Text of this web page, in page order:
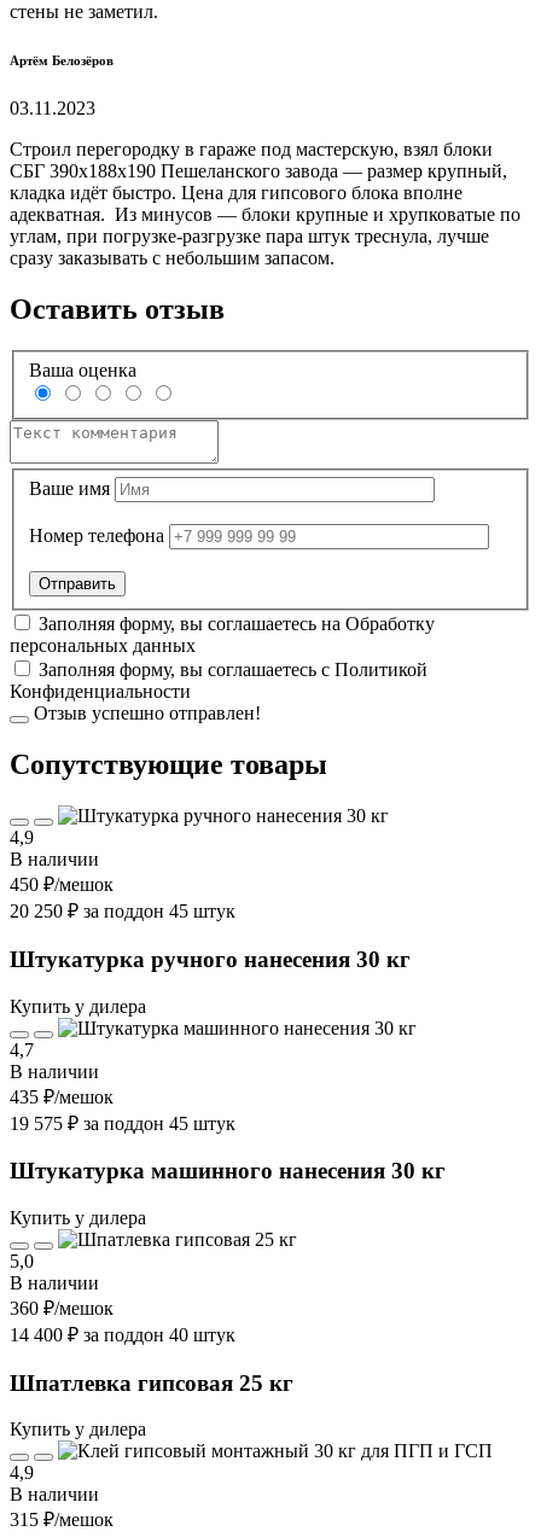
стены не заметил.
Артём Белозёров
03.11.2023
Строил перегородку в гараже под мастерскую, взял блоки
СБГ 390х188х190 Пешеланского завода — размер крупный,
кладка идёт быстро. Цена для гипсового блока вполне
адекватная. Из минусов — блоки крупные и хрупковатые по
углам, при погрузке-разгрузке пара штук треснула, лучше
сразу заказывать с небольшим запасом.
Оставить отзыв
Ваша оценка
Ваше имя
Номер телефона
Заполняя форму, вы соглашаетесь на Обработку
персональных данных
Заполняя форму, вы соглашаетесь с Политикой
Конфиденциальности
Отзыв успешно отправлен!
Cопутствующие товары
4,9
В наличии
450 ₽/мешок
20 250 ₽ за поддон 45 штук
Штукатурка ручного нанесения 30 кг
Купить у дилера
4,7
В наличии
435 ₽/мешок
19 575 ₽ за поддон 45 штук
Штукатурка машинного нанесения 30 кг
Купить у дилера
5,0
В наличии
360 ₽/мешок
14 400 ₽ за поддон 40 штук
Шпатлевка гипсовая 25 кг
Купить у дилера
4,9
В наличии
315 ₽/мешок